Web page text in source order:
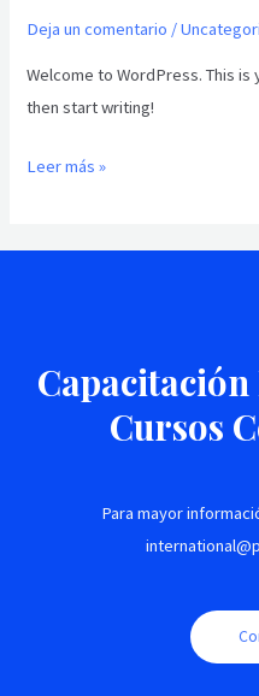
Deja un comentario /
Welcome to WordPress. This
then start writing!
Leer más »
Capacitación
Cursos
Para mayor